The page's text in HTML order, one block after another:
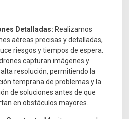
Detalladas: Realizamos
aéreas precisas y detalladas,
riesgos y tiempos de espera.
capturan imágenes y
resolución, permitiendo la
temprana de problemas y la
de soluciones antes de que
en obstáculos mayores.